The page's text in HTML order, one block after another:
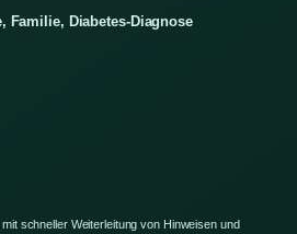
Familie, Diabetes-Diagnose
schneller Weiterleitung von Hinweisen und